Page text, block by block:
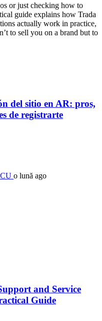
or just checking how to
guide explains how Trada
actually work in practice,
to sell you on a brand but to
del sitio en AR: pros,
de registrarte
o lună ago
and Service
Guide